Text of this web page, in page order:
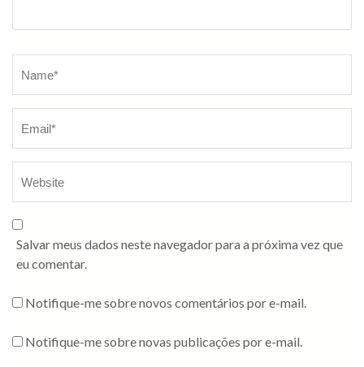
Salvar meus dados neste navegador para a próxima vez que
eu comentar.
Notifique-me sobre novos comentários por e-mail.
Notifique-me sobre novas publicações por e-mail.